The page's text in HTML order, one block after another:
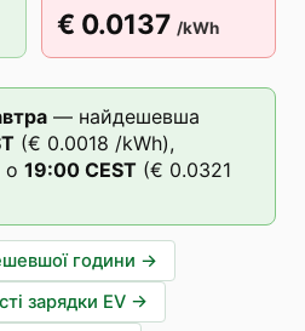
€ 0.0137 /kWh
— найдешевша
(€ 0.0018 /kWh),
о 19:00 CEST (€ 0.0321
години →
зарядки EV →